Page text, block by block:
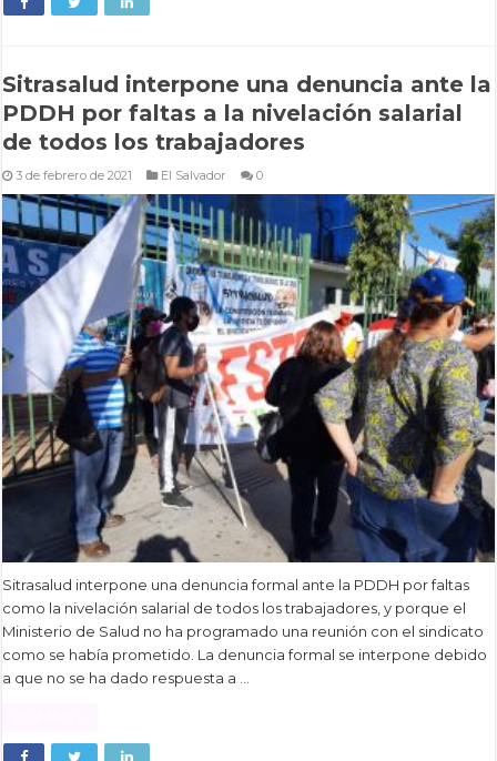
Sitrasalud interpone una denuncia ante la
PDDH por faltas a la nivelación salarial
de todos los trabajadores
3 de febrero de 2021 El Salvador 0
Sitrasalud interpone una denuncia formal ante la PDDH por faltas
como la nivelación salarial de todos los trabajadores, y porque el
Ministerio de Salud no ha programado una reunión con el sindicato
como se había prometido. La denuncia formal se interpone debido
a que no se ha dado respuesta a …